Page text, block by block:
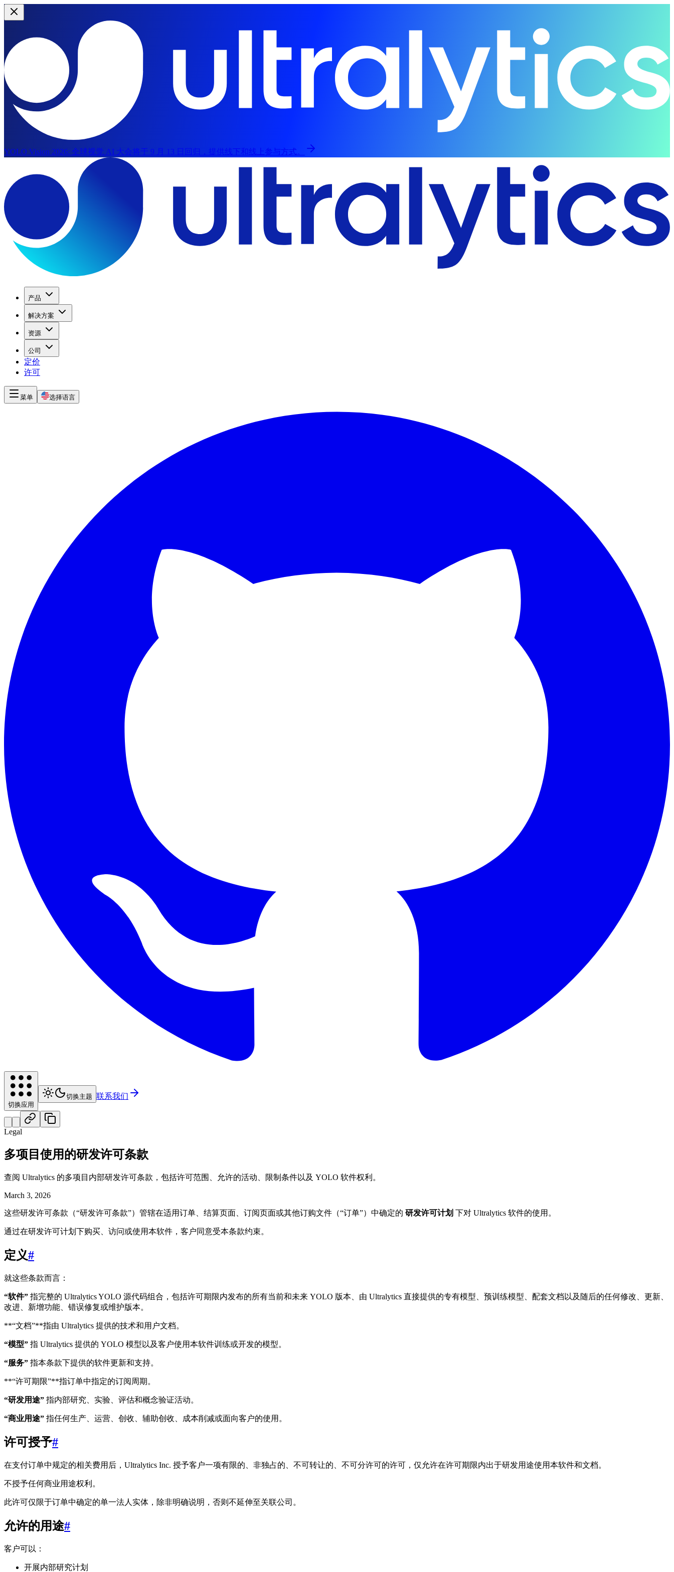
YOLO Vision 2026: 全球视觉 AI 大会将于 9 月 13 日回归，提供线下和线上参与方式。
产品
解决方案
资源
公司
定价
许可
菜单 选择语言
切换应用
切换主题 联系我们
Legal
多项目使用的研发许可条款
查阅 Ultralytics 的多项目内部研发许可条款，包括许可范围、允许的活动、限制条件以及 YOLO 软件权利。
March 3, 2026
这些研发许可条款（“研发许可条款”）管辖在适用订单、结算页面、订阅页面或其他订购文件（“订单”）中确定的 研发许可计划 下对 Ultralytics 软件的使用。
通过在研发许可计划下购买、访问或使用本软件，客户同意受本条款约束。
定义#
就这些条款而言：
“软件” 指完整的 Ultralytics YOLO 源代码组合，包括许可期限内发布的所有当前和未来 YOLO 版本、由 Ultralytics 直接提供的专有模型、预训练模型、配套文档以及随后的任何修改、更新、
改进、新增功能、错误修复或维护版本。
**“文档”**指由 Ultralytics 提供的技术和用户文档。
“模型” 指 Ultralytics 提供的 YOLO 模型以及客户使用本软件训练或开发的模型。
“服务” 指本条款下提供的软件更新和支持。
**“许可期限”**指订单中指定的订阅周期。
“研发用途” 指内部研究、实验、评估和概念验证活动。
“商业用途” 指任何生产、运营、创收、辅助创收、成本削减或面向客户的使用。
许可授予#
在支付订单中规定的相关费用后，Ultralytics Inc. 授予客户一项有限的、非独占的、不可转让的、不可分许可的许可，仅允许在许可期限内出于研发用途使用本软件和文档。
不授予任何商业用途权利。
此许可仅限于订单中确定的单一法人实体，除非明确说明，否则不延伸至关联公司。
允许的用途#
客户可以：
开展内部研究计划